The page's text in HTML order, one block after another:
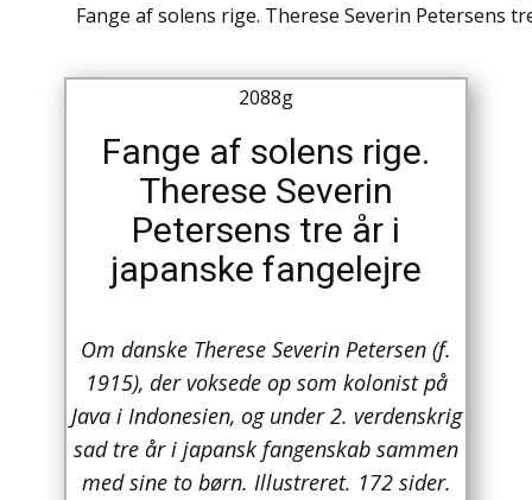
Antikke / Specielle Bøger
Antikviteter
Arkæologi
Arkitektur
Australien
Biografier / Erindringer
Børn / Unge
Fange af solens rige. Therese Severin Petersens
2088g
Fange af solens rige.
Therese Severin
Petersens tre år i
japanske fangelejre
Om danske Therese Severin Petersen (f.
1915), der voksede op som kolonist på
Java i Indonesien, og under 2. verdenskrig
sad tre år i japansk fangenskab sammen
med sine to børn. Illustreret. 172 sider.